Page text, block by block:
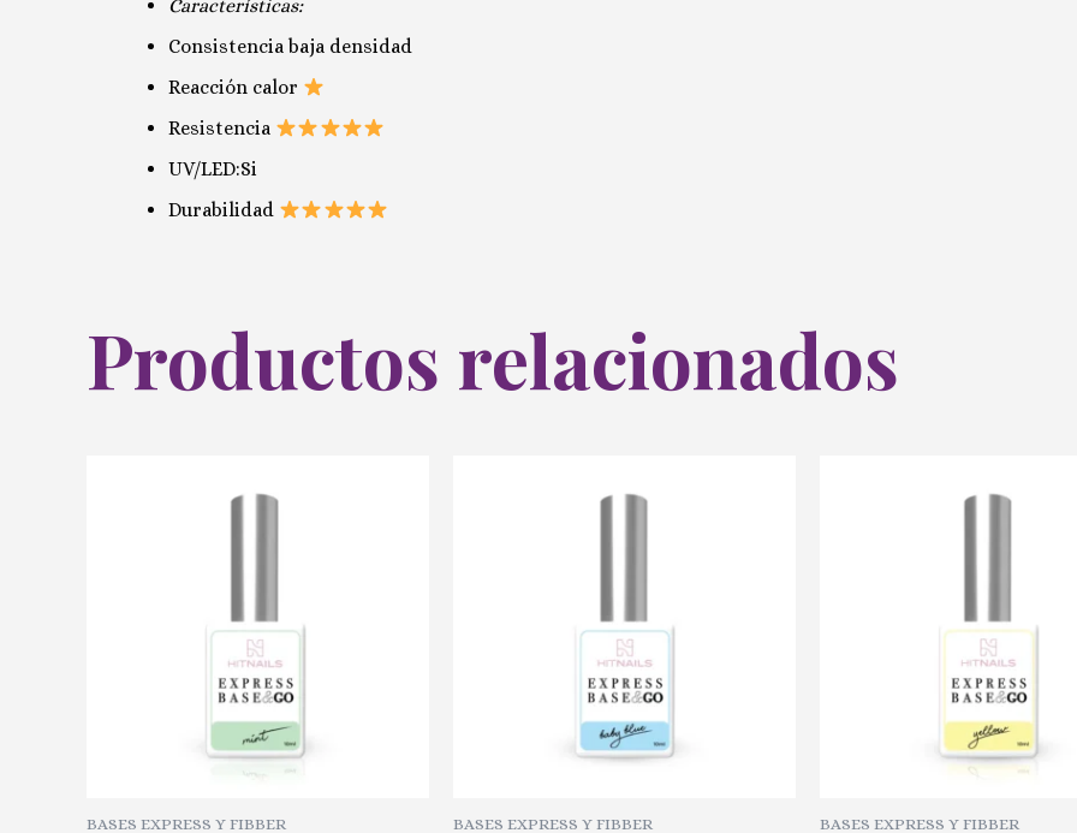
Características:
Consistencia baja densidad
Reacción calor
Resistencia
UV/LED:Si
Durabilidad
Productos relacionados
BASES EXPRESS Y FIBBER BASES EXPRESS Y FIBBER BASES EXPRESS Y FIBBER